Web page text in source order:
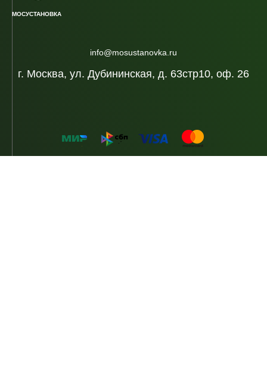
г. Москва, ул. Дубининская, д. 63стр10, оф. 26
info@mosustanovka.ru
МОСУСТАНОВКА